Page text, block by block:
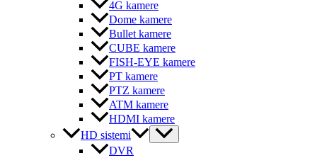
4G kamere
Dome kamere
Bullet kamere
CUBE kamere
FISH-EYE kamere
PT kamere
PTZ kamere
ATM kamere
HDMI kamere
HD sistemi
Menu
Toggle
DVR